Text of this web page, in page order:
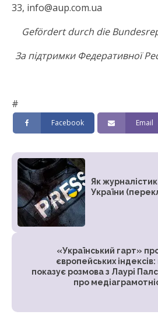
33, info@aup.com.ua
Gefördert durсh die
За підтримки Федеративної
#
Facebook Email
Як
України
«Український гарт»
європейських
показує розмова з Лаурі
про